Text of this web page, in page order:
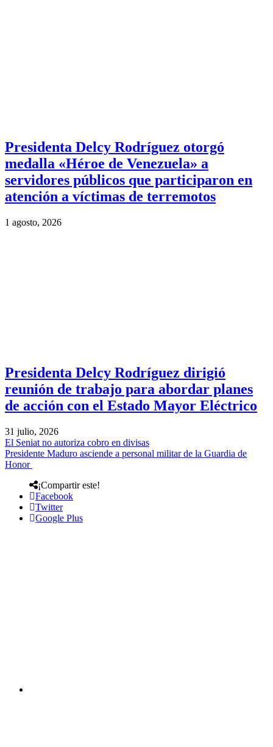
Presidenta Delcy Rodríguez otorgó
medalla «Héroe de Venezuela» a
servidores públicos que participaron en
atención a víctimas de terremotos
1 agosto, 2026
Presidenta Delcy Rodríguez dirigió
reunión de trabajo para abordar planes
de acción con el Estado Mayor Eléctrico
31 julio, 2026
El Seniat no autoriza cobro en divisas
Presidente Maduro asciende a personal militar de la Guardia de
Honor
¡Compartir este!
Facebook
Twitter
Google Plus